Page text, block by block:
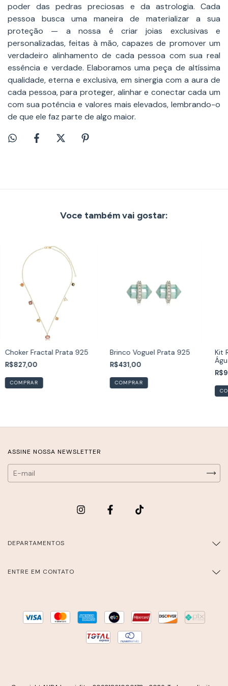
poder das pedras preciosas e da astrologia. Cada
pessoa busca uma maneira de materializar a sua
proteção — a nossa é criar joias exclusivas e
personalizadas, feitas à mão, capazes de promover um
verdadeiro alinhamento de cada pessoa com sua real
essência e verdade. Elaboramos uma peça de altíssima
qualidade, eterna e exclusiva, em sinergia com a aura de
cada pessoa, para proteger, alinhar e conectar cada um
com sua potência e valores mais elevados, lembrando-o
de que ele faz parte de algo maior.
Voce também vai gostar:
Choker Fractal Prata 925
R$827,00
Brinco Voguel Prata 925
R$431,00
Kit
ASSINE NOSSA NEWSLETTER
DEPARTAMENTOS
ENTRE EM CONTATO